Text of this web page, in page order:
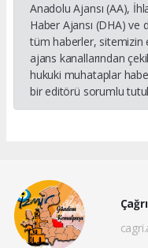
Anadolu Ajansı (AA),
Haber Ajansı (DHA) ve
tüm haberler, sitemizin
ajans kanallarından
hukuki muhataplar
bir editörü sorumlu